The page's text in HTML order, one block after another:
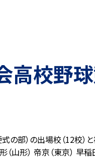
校野球
部）の出場校（12校）
山形） 帝京（東京） 早